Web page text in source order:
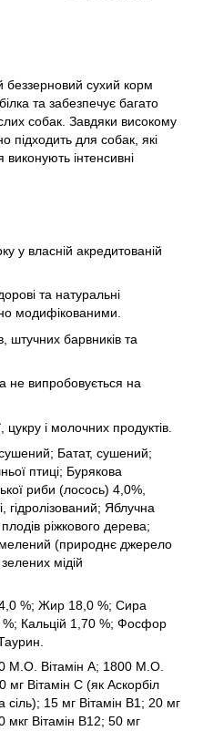
сухий корм
та забезпечує багато
собак. Завдяки високому
підходить для собак, які
інтенсивні
у власній акредитованій
та натуральні
модифікованими.
штучних барвників та
не випробовується на
і молочних продуктів.
Батат, сушений;
птиці; Бурякова
риби (лосось) 4,0%,
Яблучна
ріжкового дерева;
(природнє джерело
мідій
%; Жир 18,0 %; Сира
%; Кальцій 1,70 %; Фосфор
М.О. Вітамін А; 1800 М.О.
мг Вітамін C (як Аскорбіл
сіль); 15 мг Вітамін B1; 20 мг
мкг Вітамін B12; 50 мг